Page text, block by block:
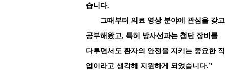
습니다.
그때부터 의료 영상 분야에 관심을 갖고
공부해왔고, 특히 방사선과는 첨단 장비를
다루면서도 환자의 안전을 지키는 중요한 직
업이라고 생각해 지원하게 되었습니다.”